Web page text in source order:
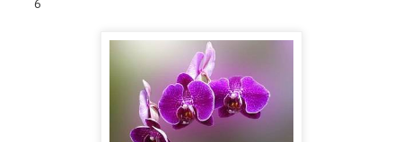
6